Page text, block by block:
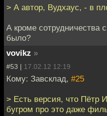
> А автор, Вудхаус, - в
А кроме сотрудничества
было?
vovikz »
#53 | 17.02.12 12:19
Кому: Завсклад, #25
> Есть версия, что Пётр
бугром про это даже